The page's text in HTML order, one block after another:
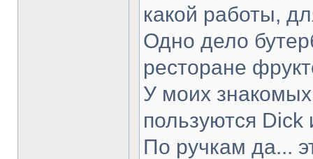
какой работы,
Одно дело
ресторане
У моих
пользуются Dick
По ручкам да...